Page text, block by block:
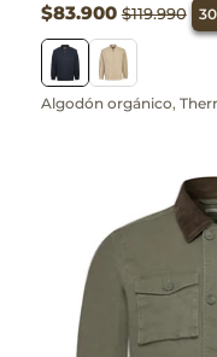
$83.900$119.990
Algodón orgánico,